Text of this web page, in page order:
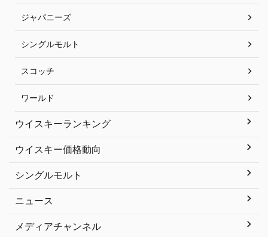
ジャパニーズ
シングルモルト
スコッチ
ワールド
ウイスキーランキング
ウイスキー価格動向
シングルモルト
ニュース
メディアチャンネル